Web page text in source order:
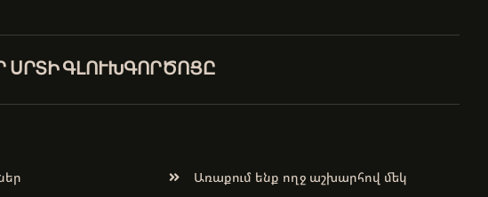
ՍՐՏԻ ԳԼՈՒԽԳՈՐԾՈՑԸ
Առաքում ենք ողջ աշխարհով մեկ